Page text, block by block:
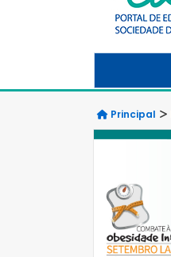
Principal